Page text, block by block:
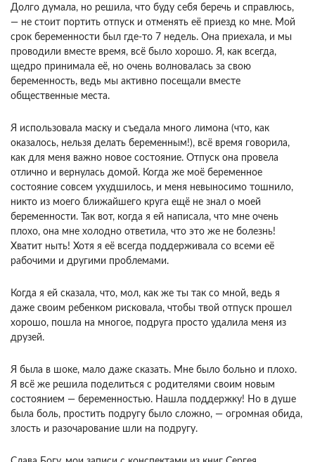
Долго думала, но решила, что буду себя беречь и справлюсь,
— не стоит портить отпуск и отменять её приезд ко мне. Мой
срок беременности был где-то 7 недель. Она приехала, и мы
проводили вместе время, всё было хорошо. Я, как всегда,
щедро принимала её, но очень волновалась за свою
беременность, ведь мы активно посещали вместе
общественные места.
Я использовала маску и съедала много лимона (что, как
оказалось, нельзя делать беременным!), всё время говорила,
как для меня важно новое состояние. Отпуск она провела
отлично и вернулась домой. Когда же моё беременное
состояние совсем ухудшилось, и меня невыносимо тошнило,
никто из моего ближайшего круга ещё не знал о моей
беременности. Так вот, когда я ей написала, что мне очень
плохо, она мне холодно ответила, что это же не болезнь!
Хватит ныть! Хотя я её всегда поддерживала со всеми её
рабочими и другими проблемами.
Когда я ей сказала, что, мол, как же ты так со мной, ведь я
даже своим ребенком рисковала, чтобы твой отпуск прошел
хорошо, пошла на многое, подруга просто удалила меня из
друзей.
Я была в шоке, мало даже сказать. Мне было больно и плохо.
Я всё же решила поделиться с родителями своим новым
состоянием — беременностью. Нашла поддержку! Но в душе
была боль, простить подругу было сложно, — огромная обида,
злость и разочарование шли на подругу.